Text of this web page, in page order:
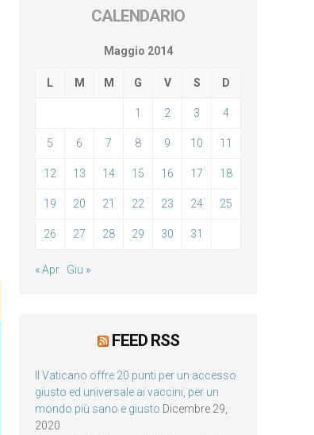
CALENDARIO
Maggio 2014
L M M G V S D
1 2 3 4
5 6 7 8 9 10 11
12 13 14 15 16 17 18
19 20 21 22 23 24 25
26 27 28 29 30 31
« Apr Giu »
FEED RSS
Il Vaticano offre 20 punti per un accesso
giusto ed universale ai vaccini, per un
mondo più sano e giusto Dicembre 29,
2020